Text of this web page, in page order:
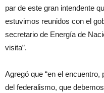
par de este gran intendente
estuvimos reunidos con el
secretario de Energía de
visita”.
Agregó que “en el
del federalismo, que